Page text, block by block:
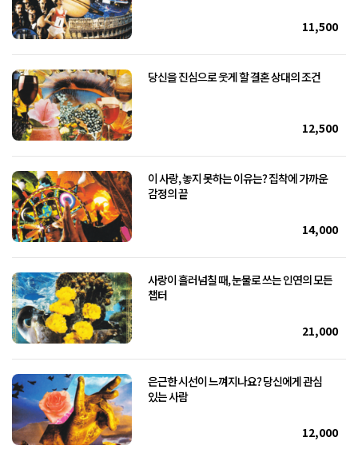
11,500
당신을 진심으로 웃게 할 결혼 상대의 조건
12,500
이 사랑, 놓지 못하는 이유는? 집착에 가까운
감정의 끝
14,000
사랑이 흘러넘칠 때, 눈물로 쓰는 인연의 모든
챕터
21,000
은근한 시선이 느껴지나요? 당신에게 관심
있는 사람
12,000